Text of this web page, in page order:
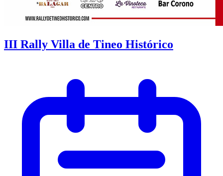
III Rally Villa de Tineo Histórico